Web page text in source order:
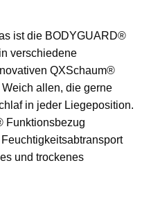
ist die BODYGUARD®
verschiedene
QXSchaum®
allen, die gerne
in jeder Liegeposition.
Funktionsbezug
und trockenes